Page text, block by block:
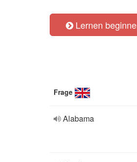
Lernen
Frage
Alabama